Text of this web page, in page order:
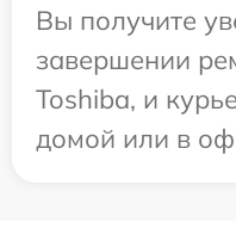
Вы получите
завершении
Toshiba, и
домой или в